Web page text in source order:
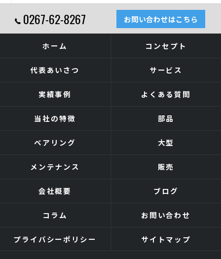
0267-62-8267 お問い合わせはこちら
ホーム コンセプト
代表あいさつ サービス
実績事例 よくある質問
当社の特徴 部品
ベアリング 大型
メンテナンス 販売
会社概要 ブログ
コラム お問い合わせ
プライバシーポリシー サイトマップ